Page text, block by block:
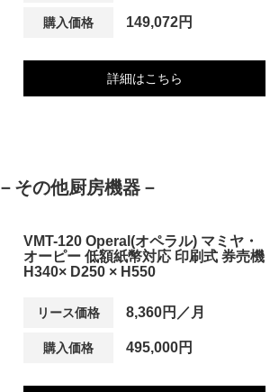
購入価格 149,072円
詳細はこちら
－その他厨房機器－
VMT-120 Operal(オペラル) マミヤ・
オーピー 低額紙幣対応 印刷式 券売機
H340× D250 × H550
リース価格 8,360円／月
購入価格 495,000円